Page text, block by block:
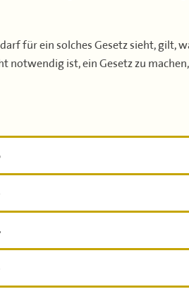
für ein solches Gesetz sieht, gilt,
notwendig ist, ein Gesetz zu